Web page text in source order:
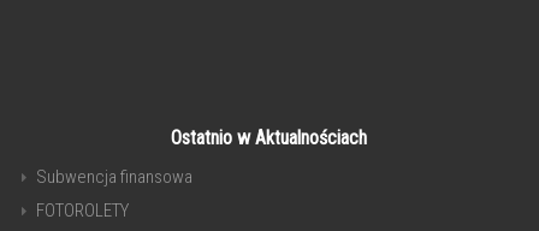
Ostatnio w Aktualnościach
Subwencja finansowa
FOTOROLETY